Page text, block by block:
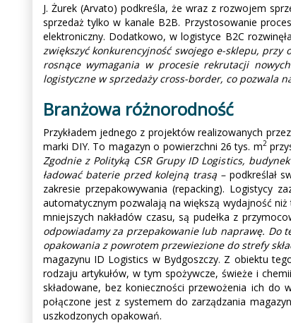
J. Żurek (Arvato) podkreśla, że wraz z rozwojem
sprzedaż tylko w kanale B2B. Przystosowanie
elektroniczny. Dodatkowo, w logistyce B2C
zwiększyć konkurencyjność swojego e-sklepu,
rosnące wymagania w procesie rekrutacji
logistyczne w sprzedaży cross-border, co pozwala
Branżowa różnorodność
Przykładem jednego z projektów realizowanych
marki DIY. To magazyn o powierzchni 26 tys. m2
Zgodnie z Polityką CSR Grupy ID Logistics,
ładować baterie przed kolejną trasą –podkreślał
zakresie przepakowywania (repacking). Logistycy
automatycznym pozwalają na większą wydajność
mniejszych nakładów czasu, są pudełka z
odpowiadamy za przepakowanie lub naprawę. Do
opakowania z powrotem przewiezione do strefy
magazynu ID Logistics w Bydgoszczy. Z obiektu
rodzaju artykułów, w tym spożywcze, świeże i
składowane, bez konieczności przewożenia ich
połączone jest z systemem do zarządzania
uszkodzonych opakowań.